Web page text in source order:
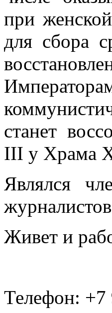
при
для сбора
станет
III у Храма
Являлся
Живет и
Телефон: +7